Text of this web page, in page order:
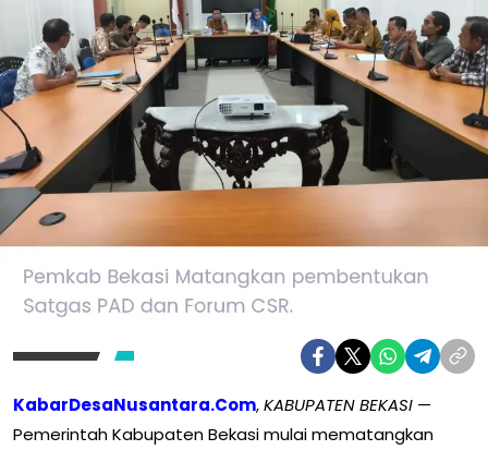
KabarDesaNusantara.Com,KABUPATEN BEKASI —
Pemerintah Kabupaten Bekasi mulai mematangkan